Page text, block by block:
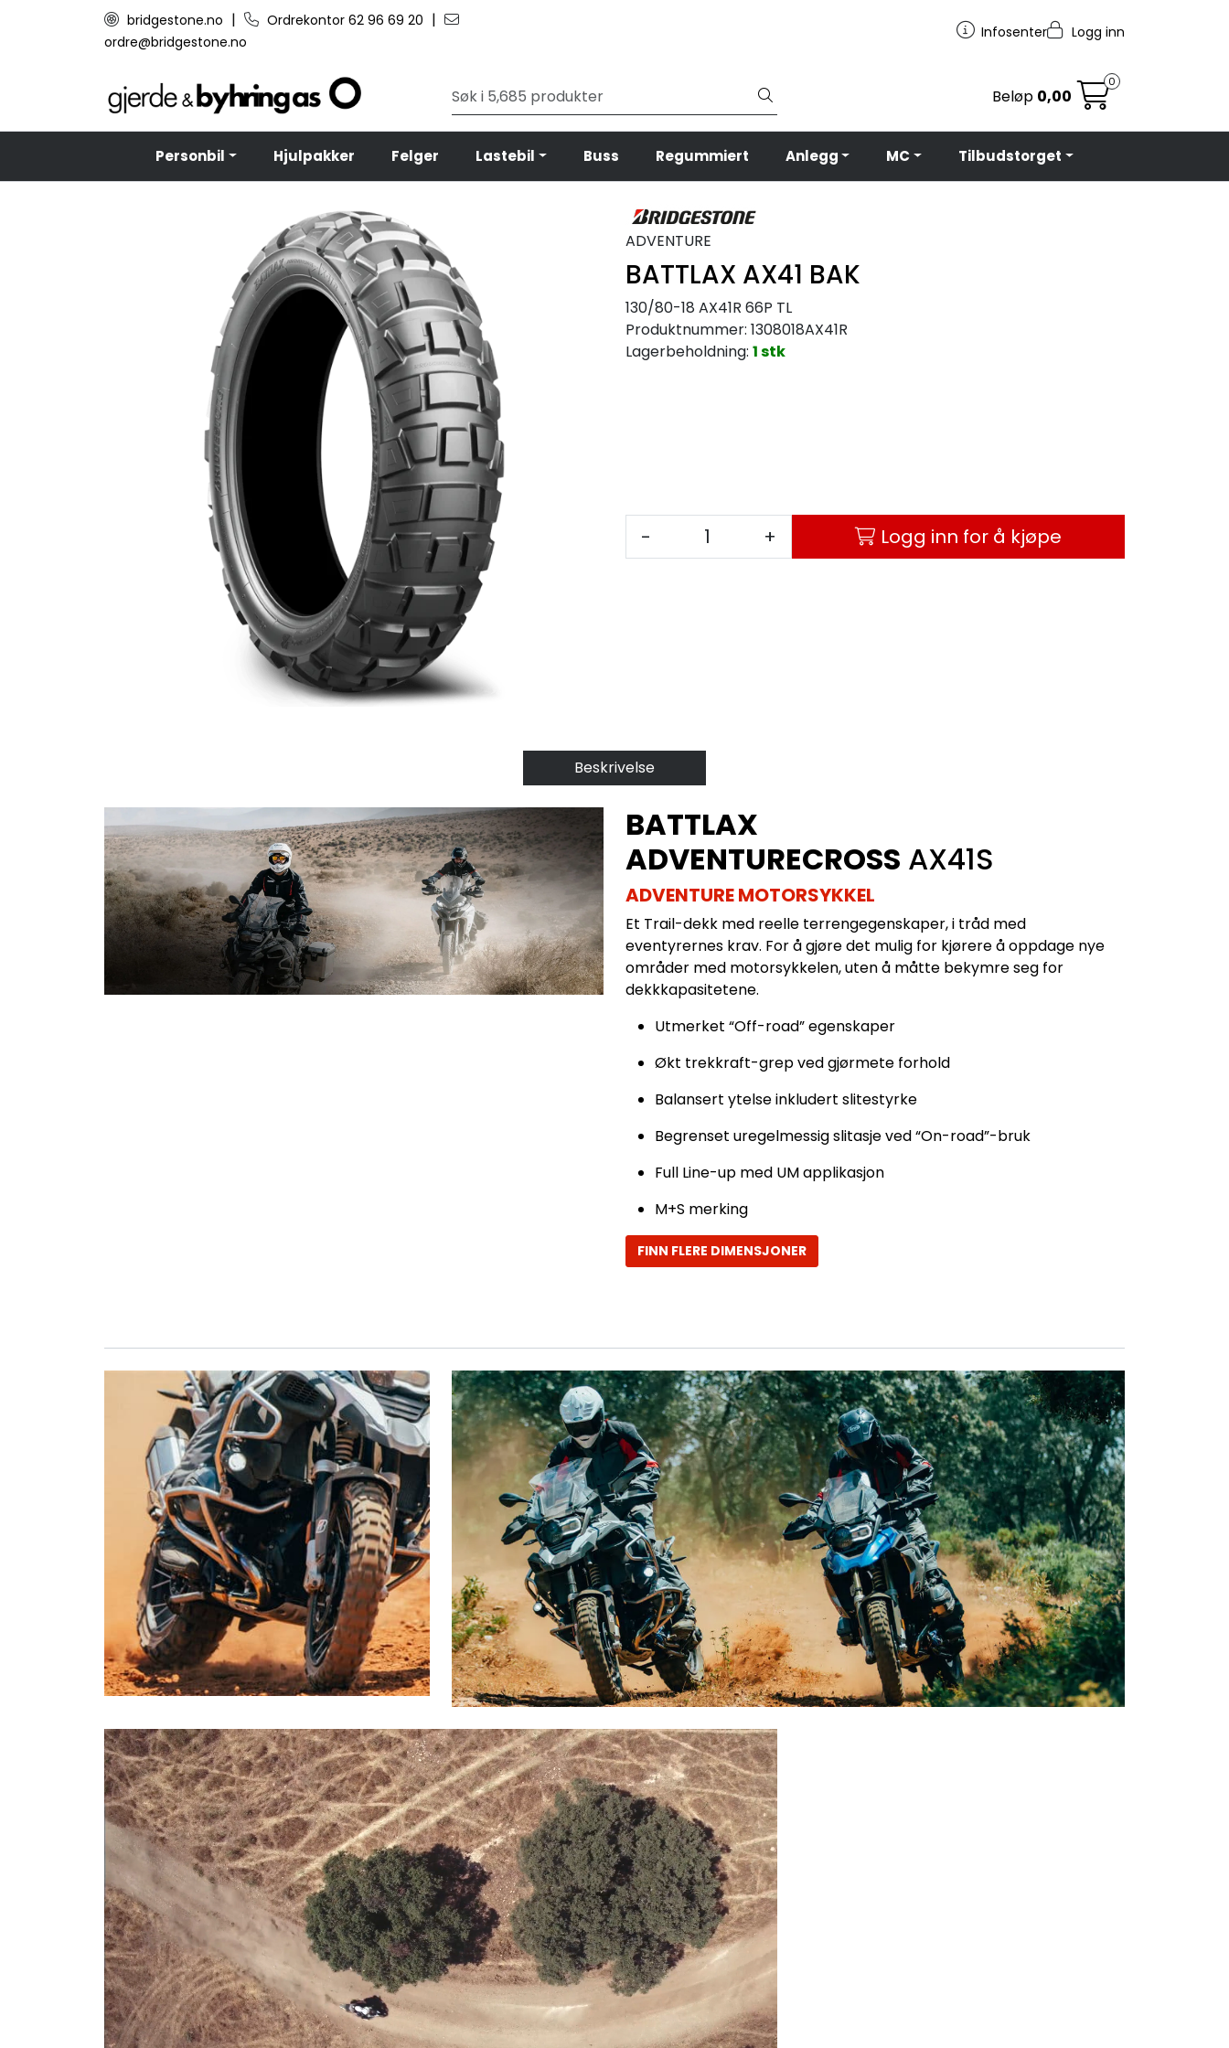
Skip to main contentbridgestone.no | Ordrekontor 62 96 69 20 |
ordre@bridgestone.no
Infosenter Logg inn
Beløp 0,00
0
Personbil Hjulpakker Felger Lastebil Buss Regummiert Anlegg MC Tilbudstorget
ADVENTURE
BATTLAX AX41 BAK
130/80-18 AX41R 66P TL
Produktnummer: 1308018AX41R
Lagerbeholdning: 1 stk
- + Logg inn for å kjøpe
Beskrivelse
BATTLAX
ADVENTURECROSS AX41S
ADVENTURE MOTORSYKKEL
Et Trail-dekk med reelle terrengegenskaper, i tråd med
eventyrernes krav. For å gjøre det mulig for kjørere å oppdage nye
områder med motorsykkelen, uten å måtte bekymre seg for
dekkkapasitetene.
Utmerket “Off-road” egenskaper
Økt trekkraft-grep ved gjørmete forhold
Balansert ytelse inkludert slitestyrke
Begrenset uregelmessig slitasje ved “On-road”-bruk
Full Line-up med UM applikasjon
M+S merking
FINN FLERE DIMENSJONER